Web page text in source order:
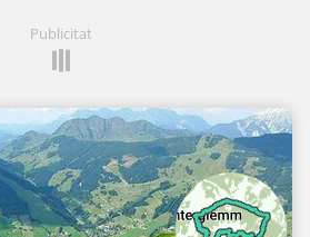
Publicitat